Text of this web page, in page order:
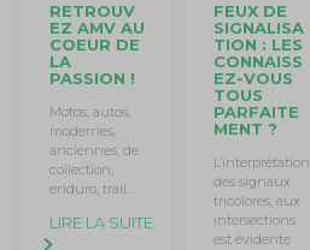
RETROUV
EZ AMV AU
COEUR DE
LA
PASSION !
Motos, autos,
modernes,
anciennes, de
collection,
enduro, trail…
LIRE LA SUITE
FEUX DE
SIGNALISA
TION : LES
CONNAISS
EZ-VOUS
TOUS
PARFAITE
MENT ?
L’interprétation
des signaux
tricolores, aux
intersections
est évidente